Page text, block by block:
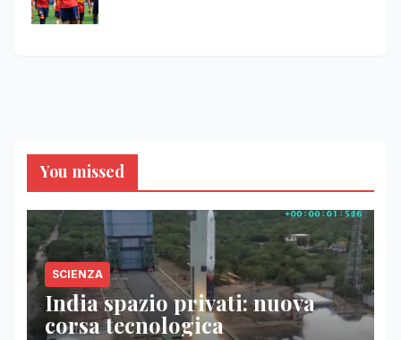
You missed
SCIENZA
India spazio privati: nuova
corsa tecnologica